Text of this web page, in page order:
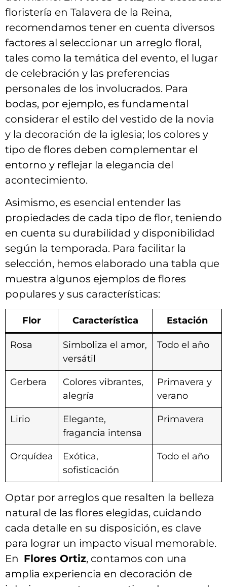
floristería en Talavera de ⁣la Reina,
⁤recomendamos tener ⁣en cuenta diversos
factores⁣ al seleccionar⁣ un arreglo floral,
tales‍ como ‍la temática del evento, el lugar
de celebración ​y las preferencias
⁤personales de los involucrados. Para
bodas, por‌ ejemplo, es fundamental
considerar el estilo del vestido de la⁣ novia
y la decoración de la⁤ iglesia; los colores y
tipo de flores deben complementar el
entorno y reflejar la elegancia del
acontecimiento.
Asimismo, es esencial entender las
⁢propiedades de cada tipo‍ de ‍flor, teniendo
⁤en cuenta su durabilidad y disponibilidad
según la temporada.‌ Para facilitar la
selección, hemos elaborado una tabla que
muestra algunos ‍ejemplos de flores
populares y sus características:
Flor Característica Estación
Rosa
Simboliza⁤ el amor,
versátil
Todo el año
Gerbera
Colores vibrantes,
alegría
Primavera y
verano
Lirio
Elegante,​
fragancia intensa
Primavera
Orquídea
Exótica,
sofisticación
Todo el año
Optar por arreglos que resalten la belleza
natural de las flores elegidas,⁣ cuidando
cada detalle en su disposición, es ⁣clave
para lograr un impacto visual memorable.⁤
En ‌ Flores Ortiz, contamos ⁣con una
amplia experiencia ‌en decoración de